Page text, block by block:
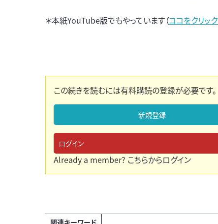
＊本紙YouTube版でもやっています（ココをクリッ
この続きを読むには有料購読の登録が必要です。
新規登録
ログイン
Already a member? こちらからログイン
関連キーワード